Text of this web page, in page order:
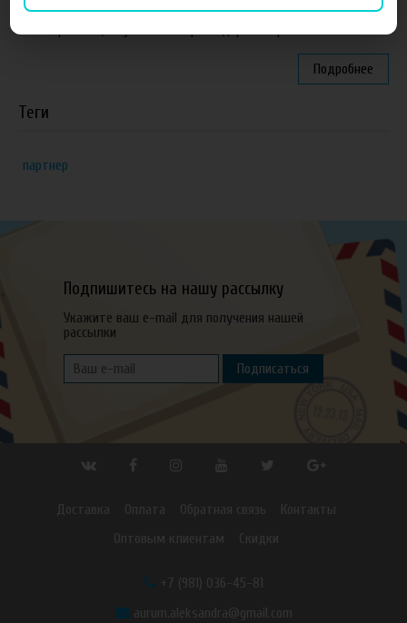
Elite Vapor Club, г. Гулькевичи Краснодарский край
Подробнее
Теги
партнер
Подпишитесь на нашу рассылку
Укажите ваш e-mail для получения нашей
рассылки
Подписаться
Доставка Оплата Обратная связь
Контакты
Оптовым клиентам
Скидки
+7 (981) 036-45-81
aurum.aleksandra@gmail.com